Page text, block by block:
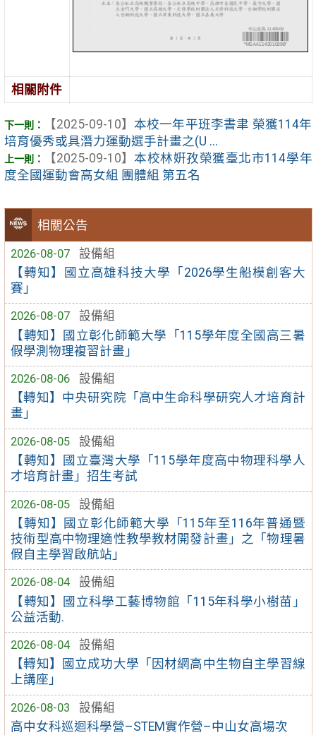
相關公告
2026-08-07
設備組
【轉知】國立高雄科技大學「2026學生船模創客大
賽」
2026-08-07
設備組
【轉知】國立彰化師範大學「115學年度全國高三暑
假學測物理複習計畫」
2026-08-06
設備組
【轉知】中央研究院「高中生命科學研究人才培育計
畫」
2026-08-05
設備組
【轉知】國立臺灣大學「115學年度高中物理科學人
才培育計畫」招生考試
2026-08-05
設備組
【轉知】國立彰化師範大學「115年至116年普通暨
技術型高中物理適性教學教材開發計畫」之「物理暑
假自主學習啟航站」
2026-08-04
設備組
【轉知】國立科學工藝博物館「115年科學小樹苗」
公益活動.
2026-08-04
設備組
【轉知】國立成功大學「因材網高中生物自主學習線
上講座」
2026-08-03
設備組
高中女科巡迴科學營–STEM實作營–中山女高場次
相關附件
【2025-09-10】 本校一年平班李書聿 榮獲114年
培育優秀或具潛力運動選手計畫之(U ...
【2025-09-10】 本校林姸孜榮獲臺北市114學年
度全國運動會高女組 團體組 第五名